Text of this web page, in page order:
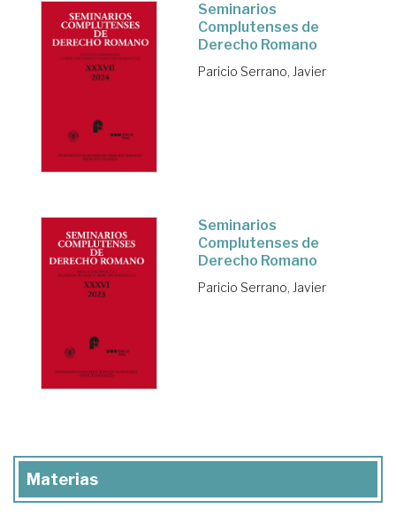
Seminarios
Complutenses de
Derecho Romano
Paricio Serrano, Javier
Seminarios
Complutenses de
Derecho Romano
Paricio Serrano, Javier
Materias